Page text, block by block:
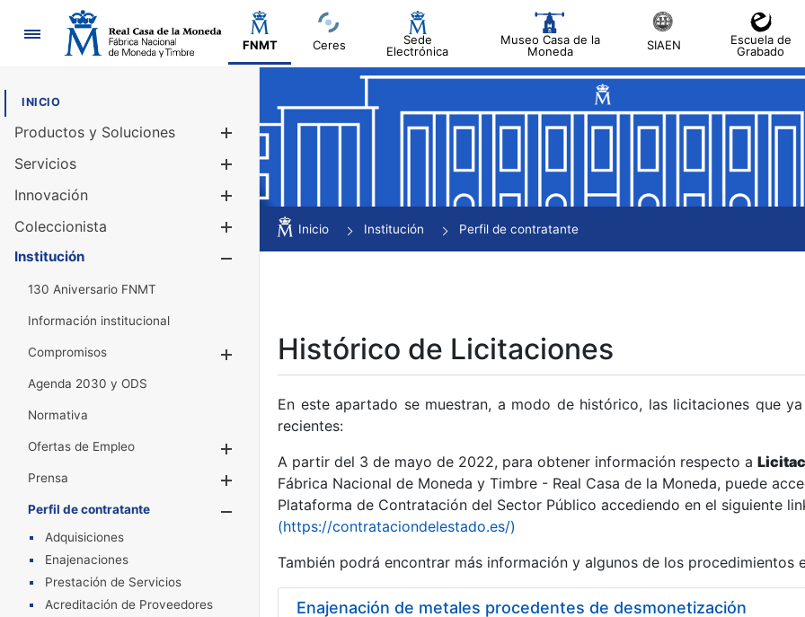
Navegación
FNMT Ceres
Sede
Electrónica
Museo Casa de la
Moneda
SIAEN
Escuela de
Grabado
INICIO
Productos y Soluciones
Mostrar/Ocultar
Servicios
Innovación
Coleccionista
Mostrar/Ocultar
Institución
130 Aniversario FNMT
Información institucional
Compromisos
Mostrar/Ocultar
Agenda 2030 y ODS
Normativa
Ofertas de Empleo
Prensa
Mostrar/Ocultar
Perfil de contratante
Mostrar/Ocultar
Adquisiciones
Enajenaciones
Prestación de Servicios
Acreditación de Proveedores
Inicio Institución Perfil de contratante
Histórico de Licitaciones
En este apartado se muestran, a modo de histórico, las licitaciones que
recientes:
A partir del 3 de mayo de 2022, para obtener información respecto a
Fábrica Nacional de Moneda y Timbre - Real Casa de la Moneda, puede
Plataforma de Contratación del Sector Público accediendo en el siguiente
(https://contrataciondelestado.es/)
También podrá encontrar más información y algunos de los procedimientos
Enajenación de metales procedentes de desmonetización